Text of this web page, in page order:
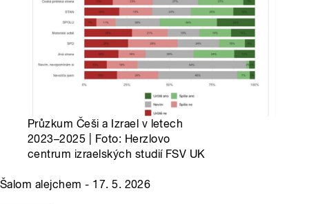
Průzkum Češi a Izrael v letech
2023–2025 | Foto: Herzlovo
centrum izraelských studií FSV UK
Šalom alejchem - 17. 5. 2026